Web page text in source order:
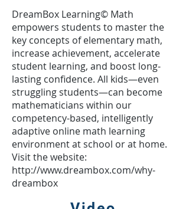
DreamBox Learning© Math
empowers students to master the
key concepts of elementary math,
increase achievement, accelerate
student learning, and boost long-
lasting confidence. All kids—even
struggling students—can become
mathematicians within our
competency-based, intelligently
adaptive online math learning
environment at school or at home.
Visit the website:
http://www.dreambox.com/why-
dreambox